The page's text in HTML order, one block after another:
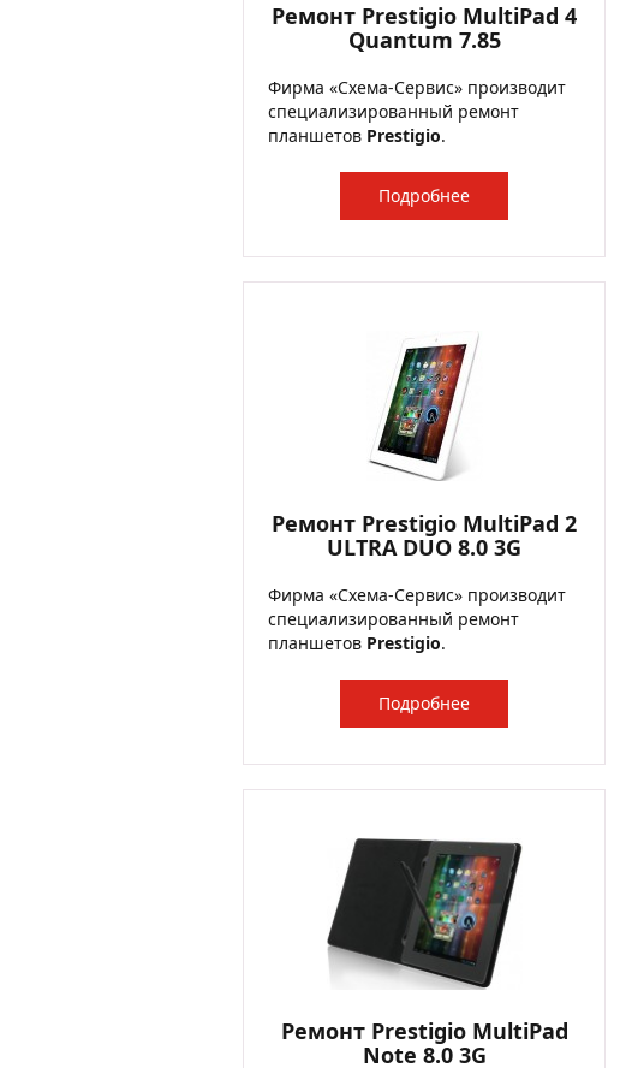
Ремонт Prestigio MultiPad 4
Quantum 7.85
Фирма «Схема-Сервис» производит
специализированный ремонт
планшетов Prestigio.
Подробнее
Ремонт Prestigio MultiPad 2
ULTRA DUO 8.0 3G
Фирма «Схема-Сервис» производит
специализированный ремонт
планшетов Prestigio.
Подробнее
Ремонт Prestigio MultiPad
Note 8.0 3G